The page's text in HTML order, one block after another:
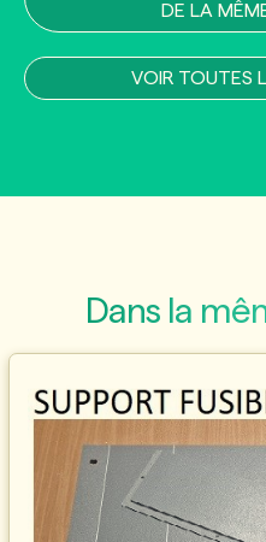
DE LA
VOIR TOUTES
Dans la